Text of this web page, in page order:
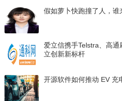
假如萝卜快跑撞了人，谁
爱立信携手Telstra、高
立创新新标杆
开源软件如何推动 EV 充